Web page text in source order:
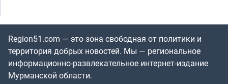
Region51.com — это зона свободная от политики и
территория добрых новостей. Мы — региональное
информационно-развлекательное интернет-издание
Мурманской области.